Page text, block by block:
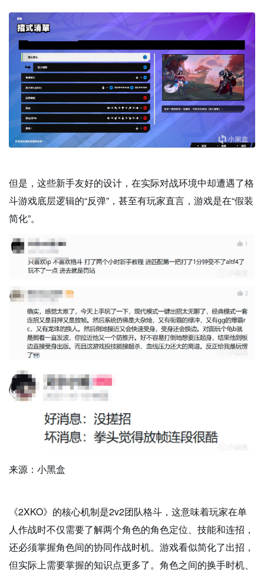
但是，这些新手友好的设计，在实际对战环境中却遭遇了格
斗游戏底层逻辑的“反弹”，甚至有玩家直言，游戏是在“假装
简化”。
来源：小黑盒
《2XKO》的核心机制是2v2团队格斗，这意味着玩家在单
人作战时不仅需要了解两个角色的角色定位、技能和连招，
还必须掌握角色间的协同作战时机。游戏看似简化了出招，
但实际上需要掌握的知识点更多了。角色之间的换手时机、